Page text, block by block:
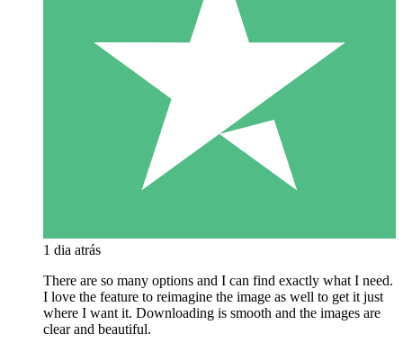
1 dia atrás
There are so many options and I can find exactly what I need.
I love the feature to reimagine the image as well to get it just
where I want it. Downloading is smooth and the images are
clear and beautiful.